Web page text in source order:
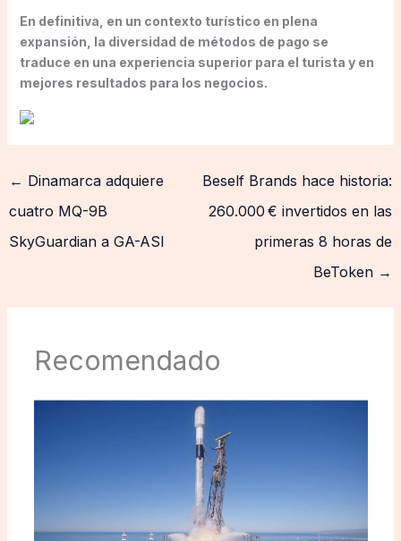
En definitiva, en un contexto turístico en plena
expansión, la diversidad de métodos de pago se
traduce en una experiencia superior para el turista y en
mejores resultados para los negocios.
← Dinamarca adquiere
cuatro MQ-9B
SkyGuardian a GA-ASI
Beself Brands hace historia:
260.000 € invertidos en las
primeras 8 horas de
BeToken →
Recomendado